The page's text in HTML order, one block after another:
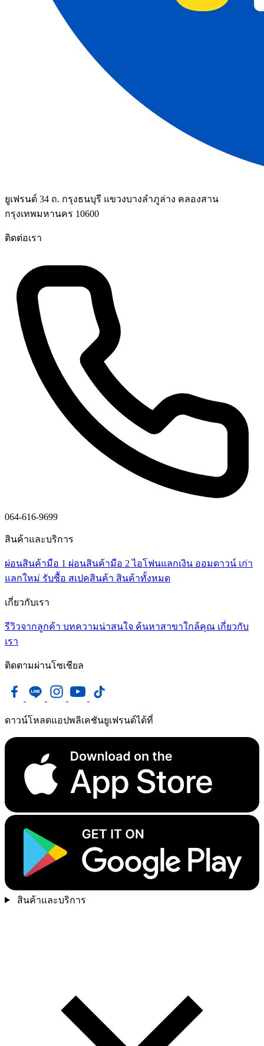
ยูเฟรนด์ 34 ถ. กรุงธนบุรี แขวงบางลำภูล่าง คลองสาน
กรุงเทพมหานคร 10600
ติดต่อเรา
064-616-9699
สินค้าและบริการ
ผ่อนสินค้ามือ 1 ผ่อนสินค้ามือ 2ไอโฟนแลกเงิน ออมดาวน์ เก่า
แลกใหม่ รับซื้อ สเปคสินค้า สินค้าทั้งหมด
เกี่ยวกับเรา
รีวิวจากลูกค้า บทความน่าสนใจ ค้นหาสาขาใกล้คุณ เกี่ยวกับ
เรา
ติดตามผ่านโซเชียล
ดาวน์โหลดแอปพลิเคชันยูเฟรนด์ได้ที่
สินค้าและบริการ